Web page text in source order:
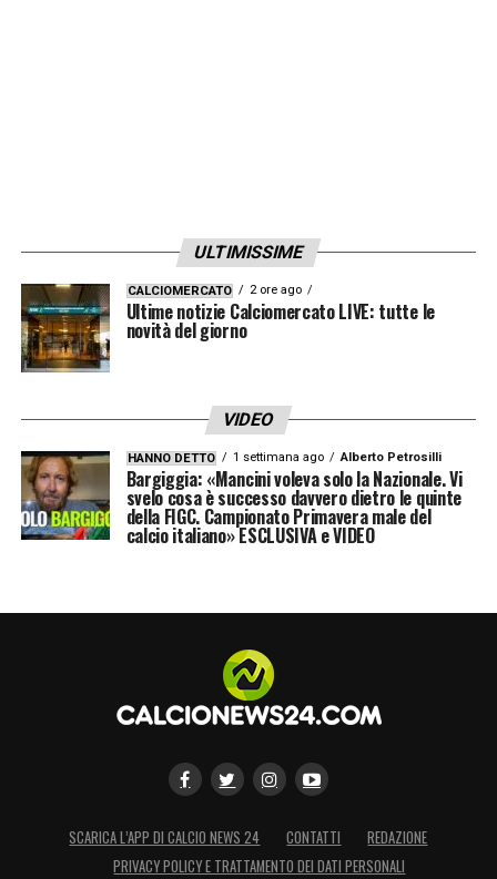
nell’interpretazione della gara e mi aspetto
sicuramente una risposta».
LA PLAYLIST DELLE NOSTRE TOP NEWS
ULTIMISSIME
CALCIOMERCATO 2 ore ago
Ultime notizie Calciomercato LIVE: tutte le
novità del giorno
VIDEO
HANNO DETTO 1 settimana ago Alberto Petrosilli
Bargiggia: «Mancini voleva solo la Nazionale. Vi
svelo cosa è successo davvero dietro le quinte
della FIGC. Campionato Primavera male del
calcio italiano» ESCLUSIVA e VIDEO
SCARICA L’APP DI CALCIO NEWS 24 CONTATTI
REDAZIONE
PRIVACY POLICY E TRATTAMENTO DEI DATI PERSONALI